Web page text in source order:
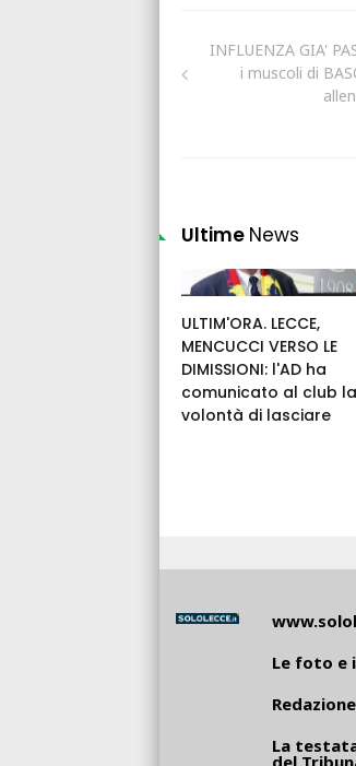
INFLUENZA GIA'
i muscoli di
Ultime News
ULTIM'ORA. LECCE,
MENCUCCI VERSO LE
DIMISSIONI: l'AD ha
comunicato al club la
volontà di lasciare
Le foto e
La